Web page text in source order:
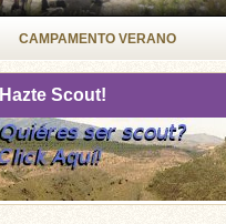
CAMPAMENTO VERANO
Scout!